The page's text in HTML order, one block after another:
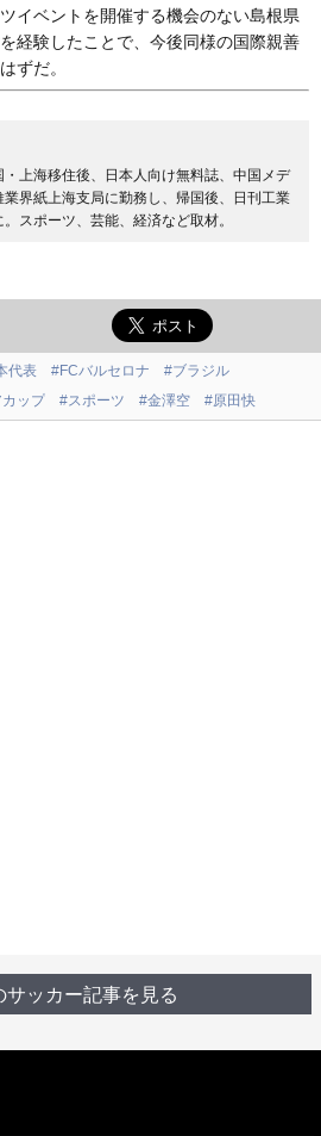
イベントを開催する機会のない島根県
経験したことで、今後同様の国際親善
ずだ。
・上海移住後、日本人向け無料誌、中国メデ
業界紙上海支局に勤務し、帰国後、日刊工業
スポーツ、芸能、経済など取材。
代表 #FCバルセロナ
#ブラジル
ップ #スポーツ #金澤空 #原田快
サッカー記事を見る